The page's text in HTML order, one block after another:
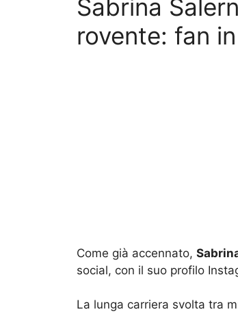
Sabrina
rovente: fan
Come già accennato,
social, con il suo profilo
La lunga carriera svolta tra